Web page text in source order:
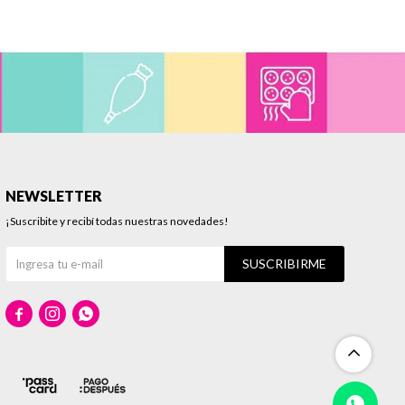
NEWSLETTER
¡Suscribite y recibí todas nuestras novedades!
SUSCRIBIRME
  